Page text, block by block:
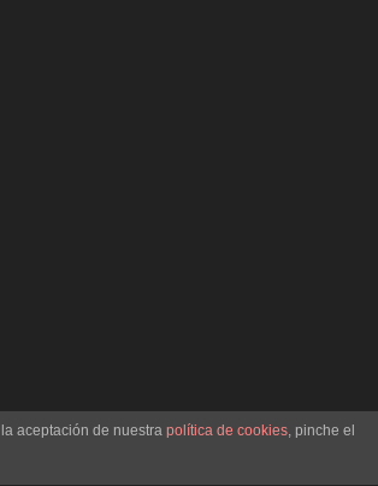
aceptación de nuestra política de cookies, pinche el